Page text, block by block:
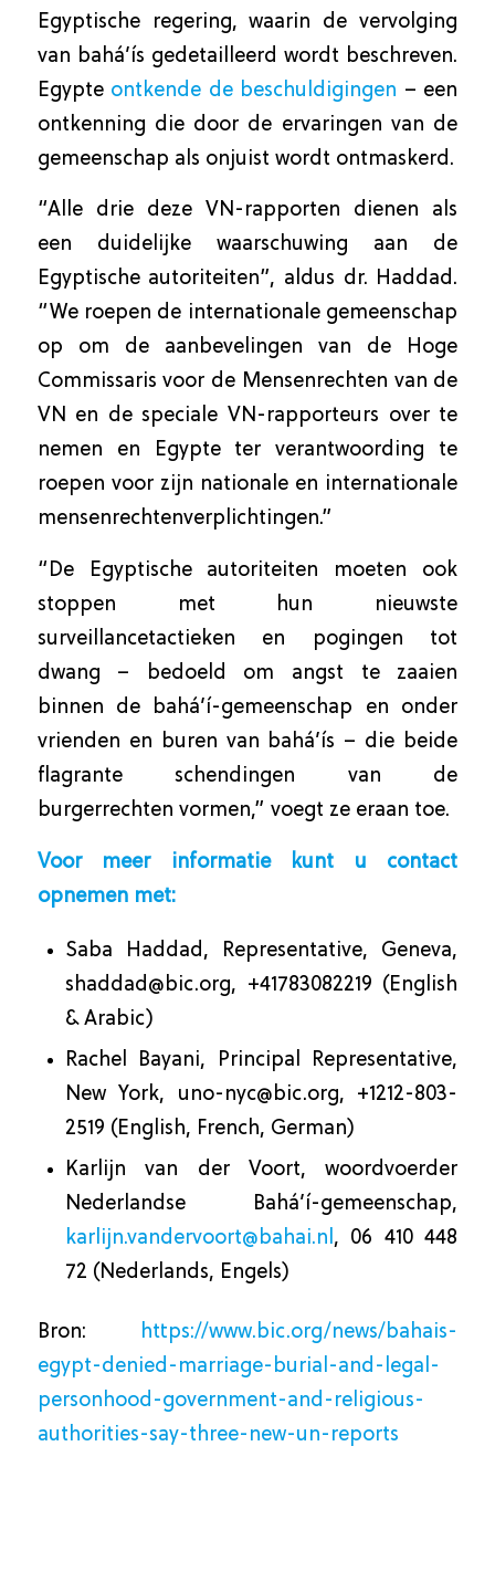
Egyptische regering, waarin de vervolging
van bahá’ís gedetailleerd wordt beschreven.
Egypte ontkende de beschuldigingen – een
ontkenning die door de ervaringen van de
gemeenschap als onjuist wordt ontmaskerd.
“Alle drie deze VN-rapporten dienen als
een duidelijke waarschuwing aan de
Egyptische autoriteiten”, aldus dr. Haddad.
“We roepen de internationale gemeenschap
op om de aanbevelingen van de Hoge
Commissaris voor de Mensenrechten van de
VN en de speciale VN-rapporteurs over te
nemen en Egypte ter verantwoording te
roepen voor zijn nationale en internationale
mensenrechtenverplichtingen.”
“De Egyptische autoriteiten moeten ook
stoppen met hun nieuwste
surveillancetactieken en pogingen tot
dwang – bedoeld om angst te zaaien
binnen de bahá’í-gemeenschap en onder
vrienden en buren van bahá’ís – die beide
flagrante schendingen van de
burgerrechten vormen,” voegt ze eraan toe.
Voor meer informatie kunt u contact
opnemen met:
Saba Haddad, Representative, Geneva,
shaddad@bic.org, +41783082219 (English
& Arabic)
Rachel Bayani, Principal Representative,
New York, uno-nyc@bic.org, +1212-803-
2519 (English, French, German)
Karlijn van der Voort, woordvoerder
Nederlandse Bahá’í-gemeenschap,
karlijn.vandervoort@bahai.nl, 06 410 448
72 (Nederlands, Engels)
Bron: https://www.bic.org/news/bahais-
egypt-denied-marriage-burial-and-legal-
personhood-government-and-religious-
authorities-say-three-new-un-reports